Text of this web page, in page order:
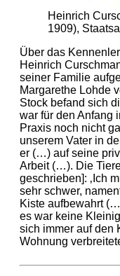
Heinrich
1909),
Über das
Heinrich
seiner Familie
Margarethe Lohde
Stock befand sich
war für den Anfang
Praxis noch nicht
unserem Vater in
er (…) auf seine
Arbeit (…). Die
geschrieben]: ‚Ich
sehr schwer,
Kiste aufbewahrt
es war keine
sich immer auf den
Wohnung